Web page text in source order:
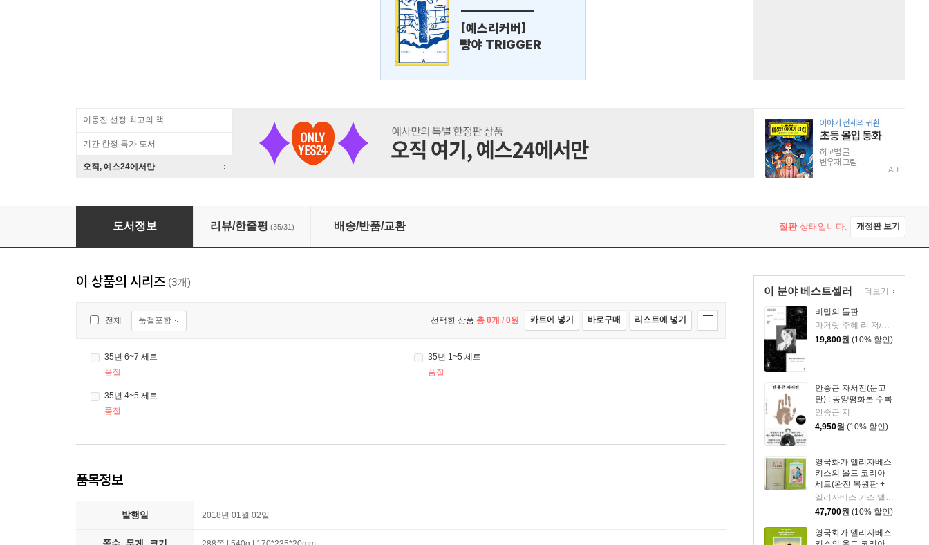
---------------
[예스리커버]
빵야 TRIGGER
이동진 선정 최고의 책
기간 한정 특가 도서
오직, 예스24에서만 AD
도서정보 리뷰/한줄평 (35/31) 배송/반품/교환 절판상태입니다. 개정판 보기
이 분야 베스트셀러
비밀의 들판
마거릿 주혜 리 저/장상미 역
19,800원 (10% 할인)
안중근 자서전(문고
판) : 동양평화론 수록
안중근 저
4,950원 (10% 할인)
영국화가 엘리자베스
키스의 올드 코리아
세트(완전 복원판 +
원서 복원판)
47,700원 (10% 할인)
영국화가 엘리자베스
더보기
이 상품의 시리즈 (3개)
전체 품절포함 선택한 상품 총 0개 / 0원 카트에 넣기 바로구매 리스트에 넣기
35년 6~7 세트
품절
35년 1~5 세트
품절
35년 4~5 세트
품절
품목정보
발행일 2018년 01월 02일